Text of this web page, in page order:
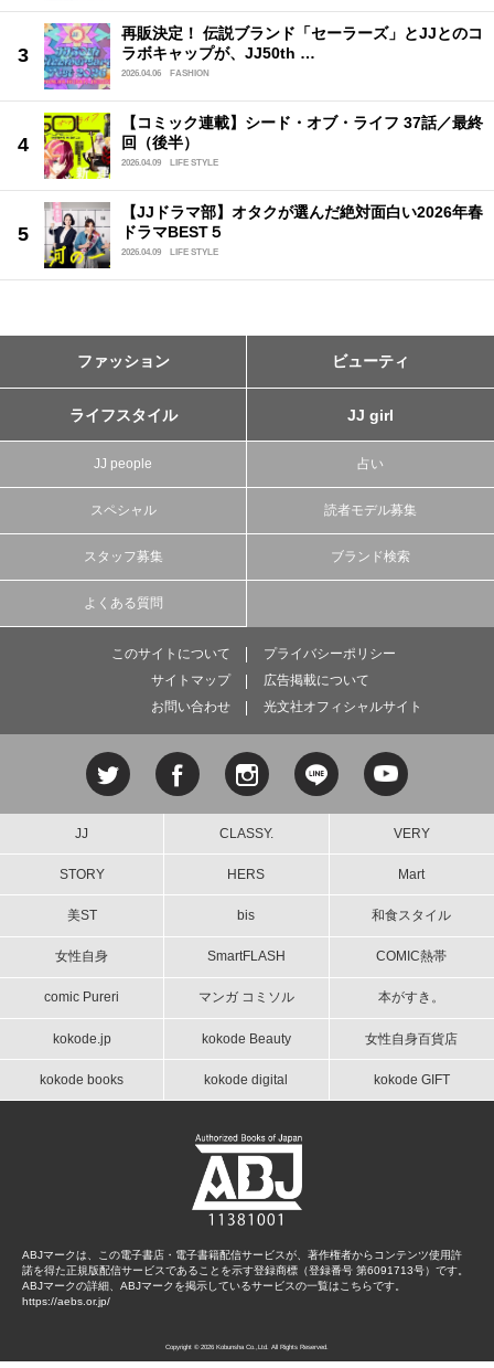
再販決定！ 伝説ブランド「セーラーズ」とJJとのコ
ラボキャップが、JJ50th …
2026.04.06 FASHION
【コミック連載】シード・オブ・ライフ 37話／最終
回（後半）
2026.04.09 LIFE STYLE
【JJドラマ部】オタクが選んだ絶対面白い2026年春
ドラマBEST５
2026.04.09 LIFE STYLE
ファッション ビューティ
ライフスタイル JJ girl
JJ people 占い
スペシャル 読者モデル募集
スタッフ募集 ブランド検索
よくある質問
このサイトについて
プライバシーポリシー
サイトマップ
広告掲載について
お問い合わせ
光文社オフィシャルサイト
JJ CLASSY. VERY
STORY HERS Mart
美ST bis 和食スタイル
女性自身 SmartFLASH COMIC熱帯
comic Pureri マンガ コミソル 本がすき。
kokode.jp kokode Beauty 女性自身百貨店
kokode books kokode digital kokode GIFT
ABJマークは、この電子書店・電子書籍配信サービスが、著作権者からコンテンツ使用許
諾を得た正規版配信サービスであることを示す登録商標（登録番号 第6091713号）です。
ABJマークの詳細、ABJマークを掲示しているサービスの一覧はこちらです。
https://aebs.or.jp/
Copyright © 2026 Kobunsha Co.,Ltd. All Rights Reserved.